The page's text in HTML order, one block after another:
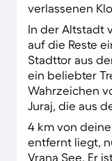
verlassenen
In der Altstadt
auf die Reste
Stadttor aus
ein beliebter
Wahrzeichen
Juraj, die aus
4 km von
entfernt liegt,
Vrana See. Er